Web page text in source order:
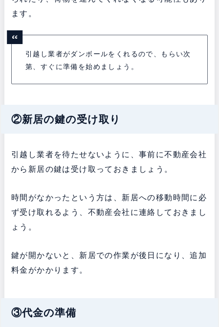
ます。
引越し業者がダンボールをくれるので、もらい次
第、すぐに準備を始めましょう。
②新居の鍵の受け取り
引越し業者を待たせないように、事前に不動産会社
から新居の鍵は受け取っておきましょう。
時間がなかったという方は、新居への移動時間に必
ず受け取れるよう、不動産会社に連絡しておきまし
ょう。
鍵が開かないと、新居での作業が後日になり、追加
料金がかかります。
③代金の準備